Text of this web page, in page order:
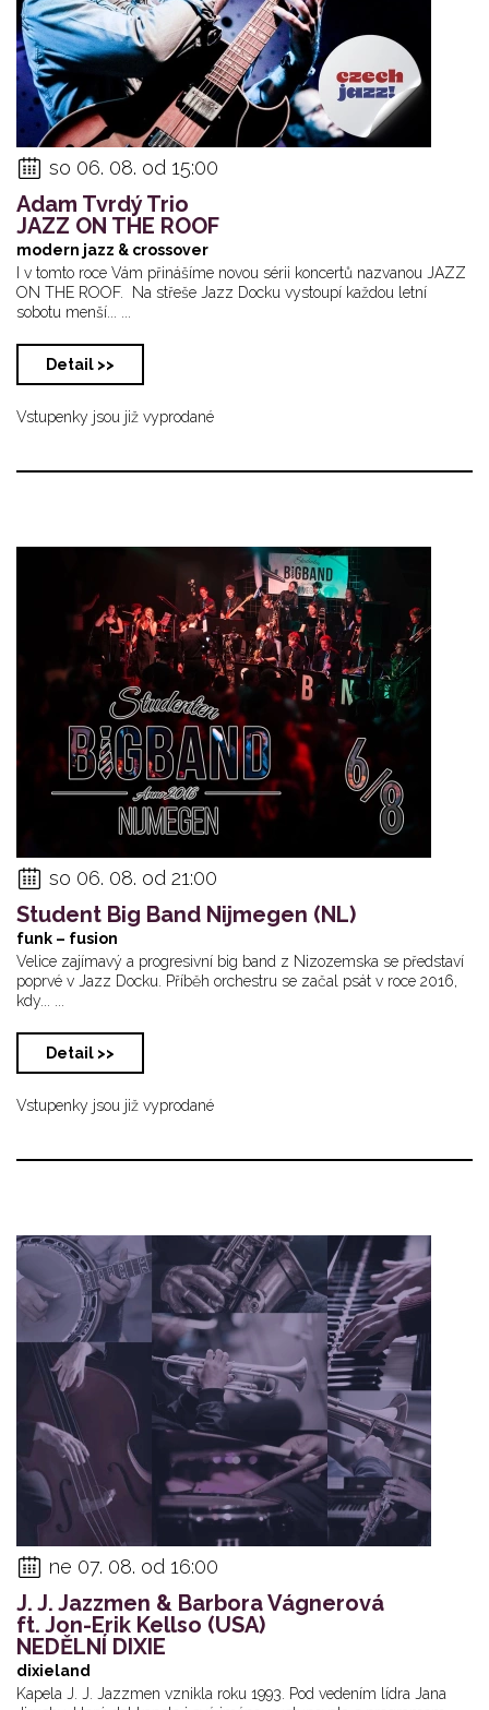
so 06. 08. od 15:00
Adam Tvrdý Trio
JAZZ ON THE ROOF
modern jazz & crossover
I v tomto roce Vám přinášíme novou sérii koncertů nazvanou JAZZ
ON THE ROOF. Na střeše Jazz Docku vystoupí každou letní
sobotu menší... ...
Detail >>
Vstupenky jsou již vyprodané
so 06. 08. od 21:00
Student Big Band Nijmegen (NL)
funk – fusion
Velice zajímavý a progresivní big band z Nizozemska se představí
poprvé v Jazz Docku. Příběh orchestru se začal psát v roce 2016,
kdy... ...
Detail >>
Vstupenky jsou již vyprodané
ne 07. 08. od 16:00
J. J. Jazzmen & Barbora Vágnerová
ft. Jon-Erik Kellso (USA)
NEDĚLNÍ DIXIE
dixieland
Kapela J. J. Jazzmen vznikla roku 1993. Pod vedením lídra Jana